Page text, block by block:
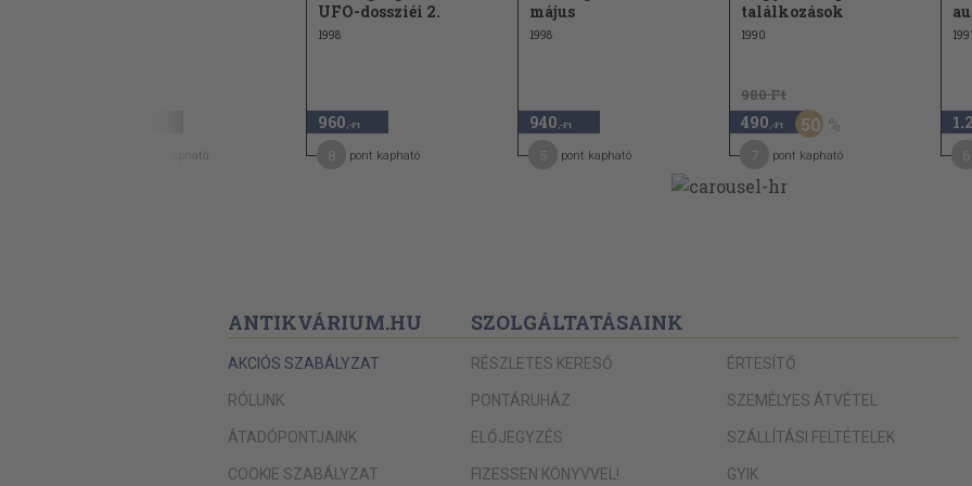
pont kapható
UFO-dossziéi 2.
1998
960 ,-Ft
pont kapható
május
1998
940 ,-Ft
pont kapható
találkozások
1990
980 Ft
490 ,-Ft 50
pont kapható
ANTIKVÁRIUM.HU
AKCIÓS SZABÁLYZAT
RÓLUNK
ÁTADÓPONTJAINK
COOKIE SZABÁLYZAT
SZOLGÁLTATÁSAINK
RÉSZLETES KERESŐ
PONTÁRUHÁZ
ELŐJEGYZÉS
FIZESSEN KÖNYVVEL!
ÉRTESÍTŐ
SZEMÉLYES ÁTVÉTEL
SZÁLLÍTÁSI FELTÉTELEK
GYIK